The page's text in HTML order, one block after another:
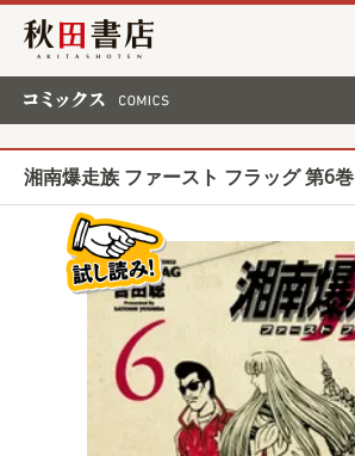
秋田書店
湘南爆走族 ファースト フラッグ 第6巻